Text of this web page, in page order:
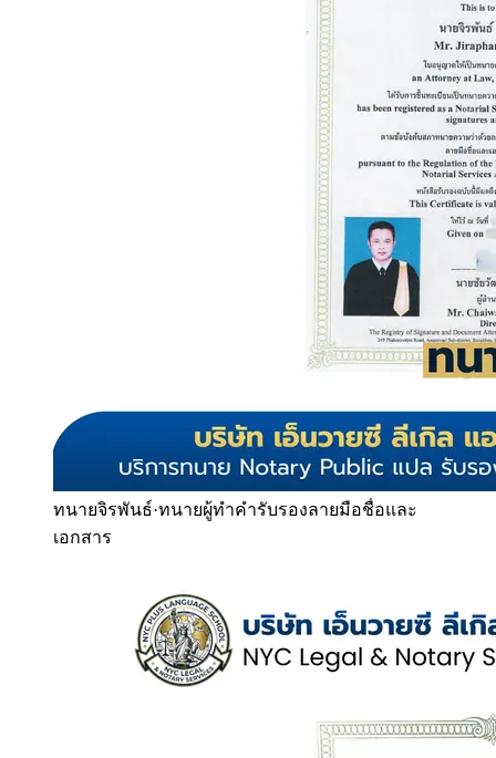
ทนายจิรพันธ์·ทนายผู้ทำคำรับรองลายมือชื่อและ
เอกสาร